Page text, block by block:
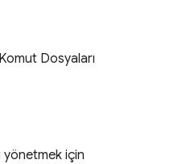
Dosyaları
yönetmek için